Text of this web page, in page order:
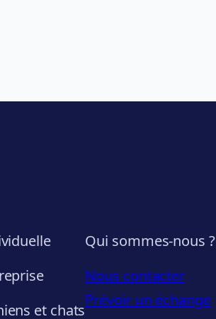
et chats
Qui sommes-nous ?
Nous contacter
Prévoir un échange